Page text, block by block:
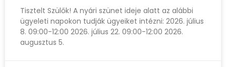
Tisztelt Szülők! A nyári szünet ideje alatt az alábbi
ügyeleti napokon tudják ügyeiket intézni: 2026. július
8. 09:00-12:00 2026. július 22. 09:00-12:00 2026.
augusztus 5.